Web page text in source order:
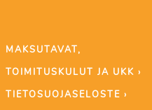
MAKSUTAVAT,
TOIMITUSKULUT JA UKK ›
TIETOSUOJASELOSTE ›